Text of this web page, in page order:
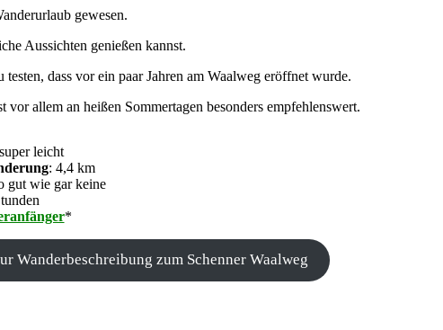
gewesen.
Aussichten genießen kannst.
dass vor ein paar Jahren am Waalweg eröffnet wurde.
allem an heißen Sommertagen besonders empfehlenswert.
leicht
: 4,4 km
gut wie gar keine
*
Wanderbeschreibung zum Schenner Waalweg